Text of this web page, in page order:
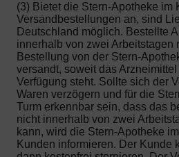
(3) Bietet die Stern-Apotheke im
Versandbestellungen an, sind
Deutschland möglich. Bestellte
innerhalb von zwei Arbeitstagen
Bestellung von der Stern-
versandt, soweit das
Verfügung steht. Sollte sich der
Waren verzögern und für die
Turm erkennbar sein, dass das
nicht innerhalb von zwei
kann, wird die Stern-Apotheke
Kunden informieren. Der Kunde